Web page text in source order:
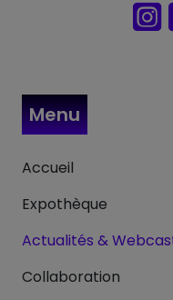
Menu
Accueil
Expothèque
Actualités &
Collaboration